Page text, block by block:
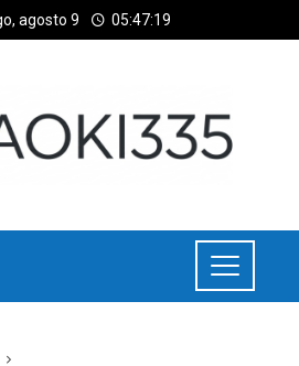
agosto 9 05:47:19